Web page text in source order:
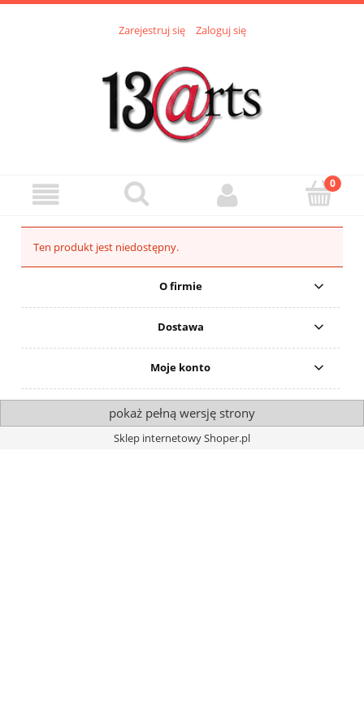
Zarejestruj się Zaloguj się
Ten produkt jest niedostępny.
O firmie
Dostawa
Moje konto
pokaż pełną wersję strony
Sklep internetowy Shoper.pl